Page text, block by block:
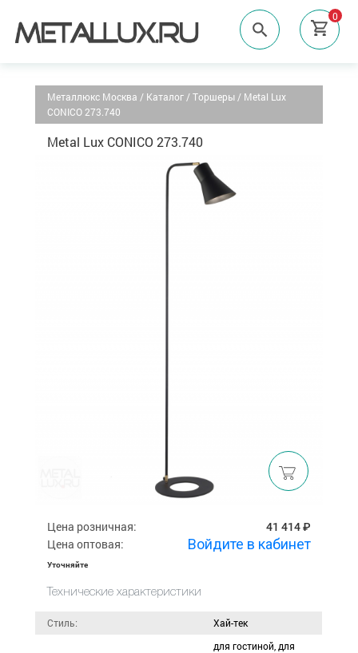
0
Металлюкс Москва / Каталог /Торшеры / Metal Lux
CONICO 273.740
Metal Lux CONICO 273.740
Цена розничная: 41 414 ₽
Цена оптовая: Войдите в кабинет
Уточняйте
Технические характеристики
Стиль: Хай-тек
для гостиной, для